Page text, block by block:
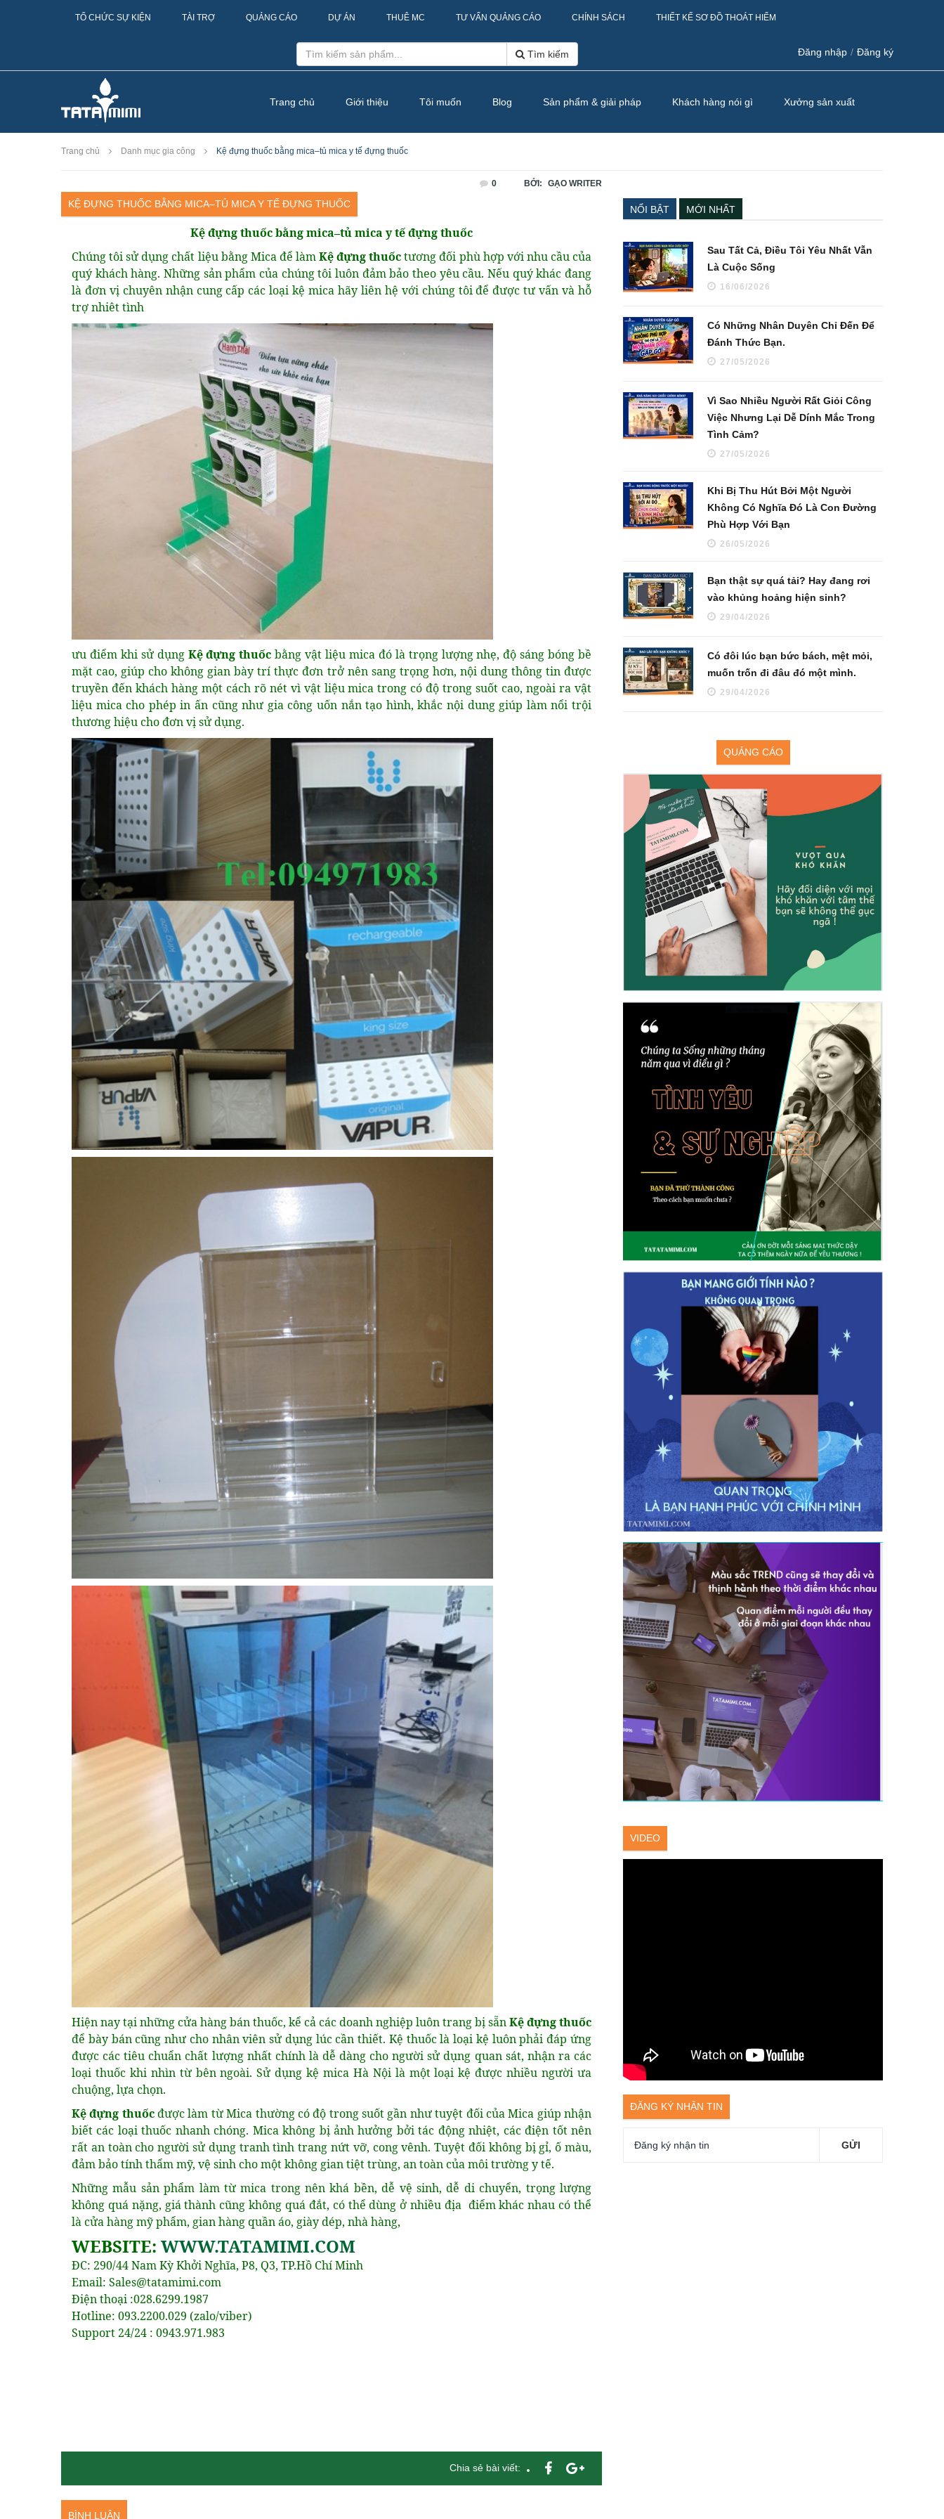
TỔ CHỨC SỰ KIỆN TÀI TRỢ QUẢNG CÁO DỰ ÁN THUÊ MC TƯ VẤN QUẢNG CÁO CHÍNH SÁCH THIẾT KẾ SƠ ĐỒ THOÁT HIỂM
Tìm kiếm Đăng nhập / Đăng ký
Trang chủ Giới thiệu Tôi muốn Blog Sản phẩm & giải pháp Khách hàng nói gì Xưởng sản xuất
Trang chủ Danh mục gia công Kệ đựng thuốc bằng mica–tủ mica y tế đựng thuốc
KỆ ĐỰNG THUỐC BẰNG MICA–TỦ MICA Y TẾ ĐỰNG THUỐC
0 BỞI: GẠO WRITER
Kệ đựng thuốc bằng mica–tủ mica y tế đựng thuốc
Chúng tôi sử dụng chất liệu bằng Mica để làmKệ đựng thuốctương đối phù hợp với nhu cầu của
quý khách hàng. Những sản phẩm của chúng tôi luôn đảm bảo theo yêu cầu. Nếu quý khác đang
là đơn vị chuyên nhận cung cấp các loại kệ mica hãy liên hệ với chúng tôi để được tư vấn và hỗ
trợ nhiêt tình
ưu điểm khi sử dụng Kệ đựng thuốcbằng vật liệu mica đó là trọng lượng nhẹ, độ sáng bóng bề
mặt cao, giúp cho không gian bày trí thực đơn trở nên sang trọng hơn, nội dung thông tin được
truyền đến khách hàng một cách rõ nét vì vật liệu mica trong có độ trong suốt cao, ngoài ra vật
liệu mica cho phép in ấn cũng như gia công uốn nắn tạo hình, khắc nội dung giúp làm nổi trội
thương hiệu cho đơn vị sử dụng.
Hiện nay tại những cửa hàng bán thuốc, kể cả các doanh nghiệp luôn trang bị sẵnKệ đựng thuốc
để bày bán cũng như cho nhân viên sử dụng lúc cần thiết. Kệ thuốc là loại kệ luôn phải đáp ứng
được các tiêu chuẩn chất lượng nhất chính là dễ dàng cho người sử dụng quan sát, nhận ra các
loại thuốc khi nhìn từ bên ngoài. Sử dụng kệ mica Hà Nội là một loại kệ được nhiều người ưa
chuộng, lựa chọn.
Kệ đựng thuốcđược làm từ Mica thường có độ trong suốt gần như tuyệt đối của Mica giúp nhận
biết các loại thuốc nhanh chóng. Mica không bị ảnh hưởng bởi tác động nhiệt, các điện tốt nên
rất an toàn cho người sử dụng tranh tình trang nứt vỡ, cong vênh. Tuyệt đối không bị gỉ, ố màu,
đảm bảo tính thẩm mỹ, vệ sinh cho một không gian tiệt trùng, an toàn của môi trường y tế.
Những mẫu sản phẩm làm từ mica trong nên khá bền, dễ vệ sinh, dễ di chuyển, trọng lượng
không quá nặng, giá thành cũng không quá đắt, có thể dùng ở nhiều địa điểm khác nhau có thể
là cửa hàng mỹ phẩm, gian hàng quần áo, giày dép, nhà hàng,
WEBSITE: WWW.TATAMIMI.COM
ĐC: 290/44 Nam Kỳ Khởi Nghĩa, P8, Q3, TP.Hồ Chí Minh
Email: Sales@tatamimi.com
Điện thoại :028.6299.1987
Hotline: 093.2200.029 (zalo/viber)
Support 24/24 : 0943.971.983
Chia sẻ bài viết:
BÌNH LUẬN
NỔI BẬT
Sau Tất Cả, Điều Tôi Yêu Nhất Vẫn
Là Cuộc Sống
16/06/2026
Có Những Nhân Duyên Chỉ Đến Để
Đánh Thức Bạn.
27/05/2026
Vì Sao Nhiều Người Rất Giỏi Công
Việc Nhưng Lại Dễ Dính Mắc Trong
Tình Cảm?
27/05/2026
Khi Bị Thu Hút Bởi Một Người
Không Có Nghĩa Đó Là Con Đường
Phù Hợp Với Bạn
26/05/2026
Bạn thật sự quá tải? Hay đang rơi
vào khủng hoảng hiện sinh?
29/04/2026
Có đôi lúc bạn bức bách, mệt mỏi,
muốn trốn đi đâu đó một mình.
29/04/2026
MỚI NHẤT
QUẢNG CÁO
VIDEO
ĐĂNG KÝ NHẬN TIN